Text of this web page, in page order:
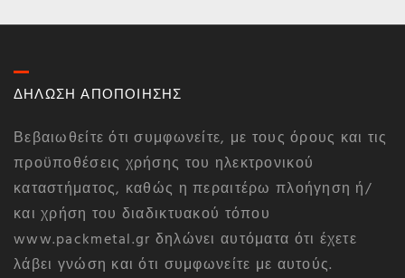
ΔΗΛΩΣΗ ΑΠΟΠΟΙΗΣΗΣ
Βεβαιωθείτε ότι συμφωνείτε, με τους όρους και τις
προϋποθέσεις χρήσης του ηλεκτρονικού
καταστήματος, καθώς η περαιτέρω πλοήγηση ή/
και χρήση του διαδικτυακού τόπου
www.packmetal.gr δηλώνει αυτόματα ότι έχετε
λάβει γνώση και ότι συμφωνείτε με αυτούς.